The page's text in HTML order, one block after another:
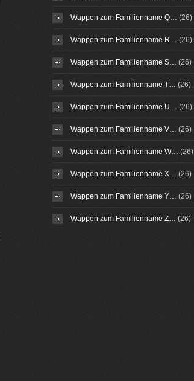
Wappen zum Familienname Q… (26)
Wappen zum Familienname R… (26)
Wappen zum Familienname S… (26)
Wappen zum Familienname T… (26)
Wappen zum Familienname U… (26)
Wappen zum Familienname V… (26)
Wappen zum Familienname W… (26)
Wappen zum Familienname X… (26)
Wappen zum Familienname Y… (26)
Wappen zum Familienname Z… (26)